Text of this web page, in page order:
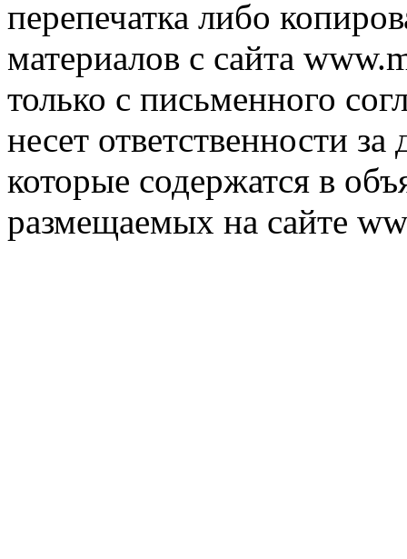
перепечатка либо
материалов с сайта
только с письменного
несет ответственности
которые содержатся в
размещаемых на сайте